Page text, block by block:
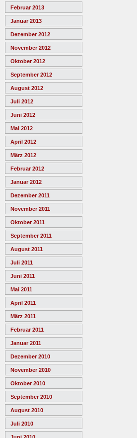
Februar 2013
Januar 2013
Dezember 2012
November 2012
Oktober 2012
September 2012
August 2012
Juli 2012
Juni 2012
Mai 2012
April 2012
März 2012
Februar 2012
Januar 2012
Dezember 2011
November 2011
Oktober 2011
September 2011
August 2011
Juli 2011
Juni 2011
Mai 2011
April 2011
März 2011
Februar 2011
Januar 2011
Dezember 2010
November 2010
Oktober 2010
September 2010
August 2010
Juli 2010